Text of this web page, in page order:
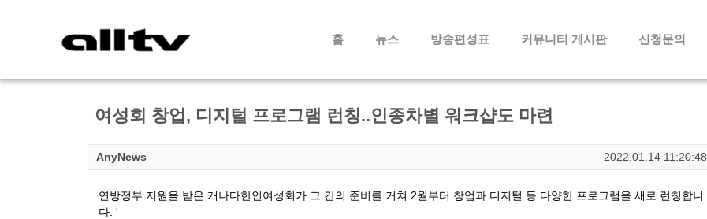
홈 뉴스 방송편성표 커뮤니티 게시판 신청문의
여성회 창업, 디지털 프로그램 런칭..인종차별 워크샵도 마련
AnyNews 2022.01.14 11:20:48
연방정부 지원을 받은 캐나다한인여성회가 그 간의 준비를 거쳐 2월부터 창업과 디지털 등 다양한 프로그램을 새로 런칭합니
다. '